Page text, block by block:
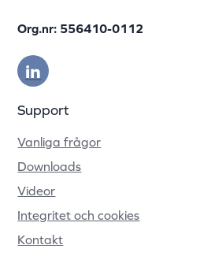
Org.nr: 556410-0112
Support
Vanliga frågor
Downloads
Videor
Integritet och cookies
Kontakt